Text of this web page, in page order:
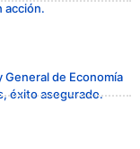
acción.
General de Economía
éxito asegurado.